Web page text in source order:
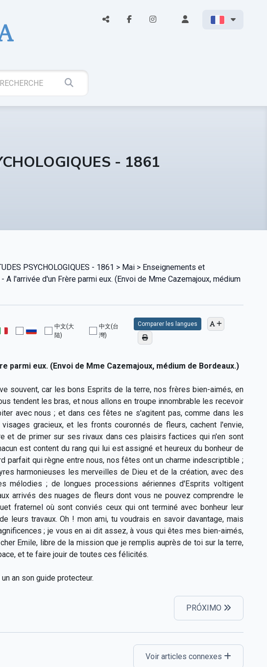
- 1861
PSYCHOLOGIQUES - 1861 > Mai > Enseignements et
l'arrivée d'un Frère parmi eux. (Envoi de Mme Cazemajoux, médium
中文(大
陆)
中文(台
灣)
Comparer les langues
parmi eux. (Envoi de Mme Cazemajoux, médium de Bordeaux.)
souvent, car les bons Esprits de la terre, nos frères bien-aimés, en
tendent les bras, et nous allons en troupe innombrable les recevoir
avec nous ; et dans ces fêtes ne s'agitent pas, comme dans les
gracieux, et les fronts couronnés de fleurs, cachent l'envie,
et de primer sur ses rivaux dans ces plaisirs factices qui n'en sont
est content du rang qui lui est assigné et heureux du bonheur de
parfait qui règne entre nous, nos fêtes ont un charme indescriptible ;
harmonieuses les merveilles de Dieu et de la création, avec des
mélodies ; de longues processions aériennes d'Esprits voltigent
arrivés des nuages de fleurs dont vous ne pouvez comprendre le
fraternel où sont conviés ceux qui ont terminé avec bonheur leur
leurs travaux. Oh ! mon ami, tu voudrais en savoir davantage, mais
; je vous en ai dit assez, à vous qui êtes mes bien-aimés,
Emile, libre de la mission que je remplis auprès de toi sur la terre,
et te faire jouir de toutes ces félicités.
an son guide protecteur.
PRÓXIMO
Voir articles connexes